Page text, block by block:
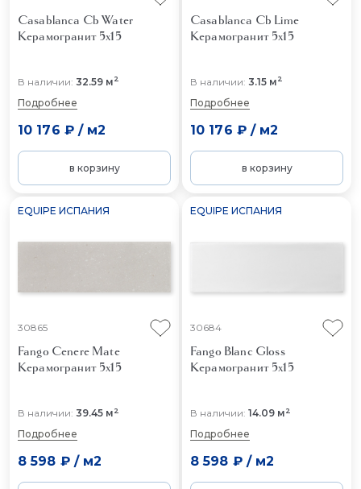
Casablanca Cb Water
Керамогранит 5x15
В наличии: 32.59 м2
Подробнее
10 176 ₽/ м2
в корзину
Casablanca Cb Lime
Керамогранит 5x15
В наличии: 3.15 м2
Подробнее
10 176 ₽/ м2
в корзину
EQUIPE ИСПАНИЯ
30865
Fango Cenere Mate
Керамогранит 5x15
В наличии: 39.45 м2
Подробнее
8 598 ₽/ м2
EQUIPE ИСПАНИЯ
30684
Fango Blanc Gloss
Керамогранит 5x15
В наличии: 14.09 м2
Подробнее
8 598 ₽/ м2